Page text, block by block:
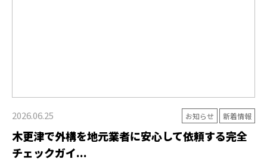
2026.06.25 お知らせ 新着情報
木更津で外構を地元業者に安心して依頼する完全
チェックガイ...